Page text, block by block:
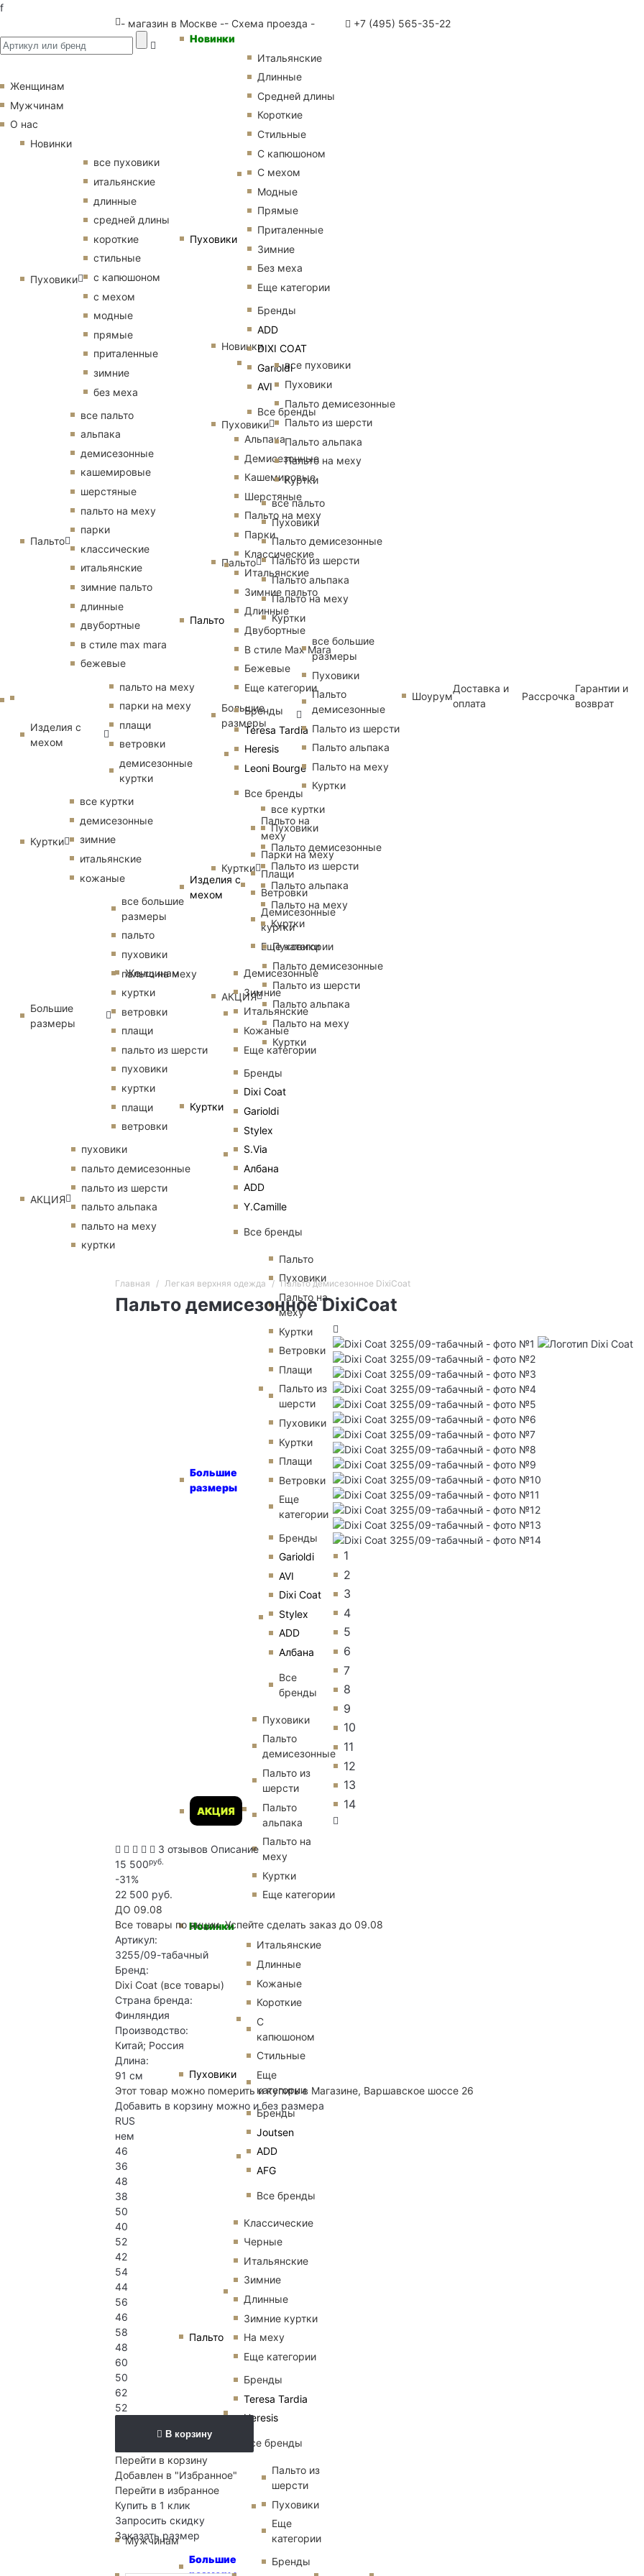
f
- магазин в Москве -- Схема проезда - +7 (495) 565-35-22
Женщинам
Новинки
Пуховики
Итальянские
Длинные
Средней длины
Короткие
Стильные
С капюшоном
С мехом
Модные
Прямые
Приталенные
Зимние
Без меха
Еще категории
Бренды
ADD
DIXI COAT
Garioldi
AVI
Все бренды
Пальто
Альпака
Демисезонные
Кашемировые
Шерстяные
Пальто на меху
Парки
Классические
Итальянские
Зимние пальто
Длинные
Двубортные
В стиле Max Mara
Бежевые
Еще категории
Бренды
Teresa Tardia
Heresis
Leoni Bourge
Все бренды
Изделия с
мехом
Пальто на
меху
Парки на меху
Плащи
Ветровки
Демисезонные
куртки
Еще категории
Куртки
Демисезонные
Зимние
Итальянские
Кожаные
Еще категории
Бренды
Dixi Coat
Garioldi
Stylex
S.Via
Албана
ADD
Y.Camille
Все бренды
Большие
размеры
Пальто
Пуховики
Пальто на
меху
Куртки
Ветровки
Плащи
Пальто из
шерсти
Пуховики
Куртки
Плащи
Ветровки
Еще
категории
Бренды
Garioldi
AVI
Dixi Coat
Stylex
ADD
Албана
Все
бренды
АКЦИЯ
Пуховики
Пальто
демисезонные
Пальто из
шерсти
Пальто
альпака
Пальто на
меху
Куртки
Еще категории
Мужчинам
Новинки
Пуховики
Итальянские
Длинные
Кожаные
Короткие
С
капюшоном
Стильные
Еще
категории
Бренды
Joutsen
ADD
AFG
Все бренды
Пальто
Классические
Черные
Итальянские
Зимние
Длинные
Зимние куртки
На меху
Еще категории
Бренды
Teresa Tardia
Heresis
Все бренды
Большие
Пальто из
шерсти
Пуховики
Еще
категории
Бренды
Женщинам
Мужчинам
О нас
Новинки
Пуховики
все пуховики
итальянские
длинные
средней длины
короткие
стильные
с капюшоном
с мехом
модные
прямые
приталенные
зимние
без меха
Пальто
все пальто
альпака
демисезонные
кашемировые
шерстяные
пальто на меху
парки
классические
итальянские
зимние пальто
длинные
двубортные
в стиле max mara
бежевые
Изделия с
мехом
пальто на меху
парки на меху
плащи
ветровки
демисезонные
куртки
Куртки
все куртки
демисезонные
зимние
итальянские
кожаные
Большие
размеры
все большие
размеры
пальто
пуховики
пальто на меху
куртки
ветровки
плащи
пальто из шерсти
пуховики
куртки
плащи
ветровки
АКЦИЯ
пуховики
пальто демисезонные
пальто из шерсти
пальто альпака
пальто на меху
куртки
Новинки
Пуховики
все пуховики
Пуховики
Пальто демисезонные
Пальто из шерсти
Пальто альпака
Пальто на меху
Куртки
Пальто
все пальто
Пуховики
Пальто демисезонные
Пальто из шерсти
Пальто альпака
Пальто на меху
Куртки
Большие
размеры
все большие
размеры
Пуховики
Пальто
демисезонные
Пальто из шерсти
Пальто альпака
Пальто на меху
Куртки
Куртки
все куртки
Пуховики
Пальто демисезонные
Пальто из шерсти
Пальто альпака
Пальто на меху
Куртки
АКЦИЯ
Пуховики
Пальто демисезонные
Пальто из шерсти
Пальто альпака
Пальто на меху
Куртки
Шоурум
Доставка и
оплата
Рассрочка
Гарантии и
возврат
Главная Легкая верхняя одежда Пальто демисезонное DixiCoat
Пальто демисезонное DixiCoat
1
2
3
4
5
6
7
8
9
10
11
12
13
14
3 отзывов Описание
15 500руб.
-31%
22 500 руб.
ДО 09.08
Все товары по акции. Успейте сделать заказ до 09.08
Артикул:
3255/09-табачный
Бренд:
Dixi Coat (все товары)
Страна бренда:
Финляндия
Производство:
Китай; Россия
Длина:
91 см
Этот товар можно померить и купить в Магазине, Варшавское шоссе 26
Добавить в корзину можно и без размера
RUS
нем
46
36
48
38
50
40
52
42
54
44
56
46
58
48
60
50
62
52
В корзину
Перейти в корзину
Добавлен в "Избранное"
Перейти в избранное
Купить в 1 клик
Запросить скидку
Заказать размер